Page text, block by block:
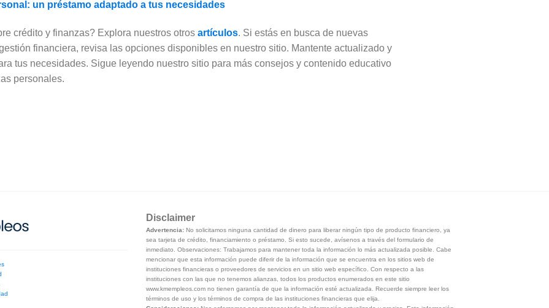
un préstamo adaptado a tus necesidades
crédito y finanzas? Explora nuestros otros artículos. Si estás en busca de nuevas
financiera, revisa las opciones disponibles en nuestro sitio. Mantente actualizado y
tus necesidades. Sigue leyendo nuestro sitio para más consejos y contenido educativo
personales.
Disclaimer
Advertencia: No solicitamos ninguna cantidad de dinero para liberar ningún tipo de producto financiero, ya
sea tarjeta de crédito, financiamiento o préstamo. Si esto sucede, avísenos a través del formulario de
inmediato. Observaciones: Trabajamos para mantener toda la información lo más actualizada posible. Cabe
mencionar que esta información puede diferir de la información que se encuentra en los sitios web de
instituciones financieras o proveedores de servicios en un sitio web específico. Con respecto a las
instituciones con las que no tenemos alianzas, todos los productos enumerados en este sitio
www.kmempleos.com no tienen garantía de que la información esté actualizada. Recuerde siempre leer los
términos de uso y los términos de compra de las instituciones financieras que elija.